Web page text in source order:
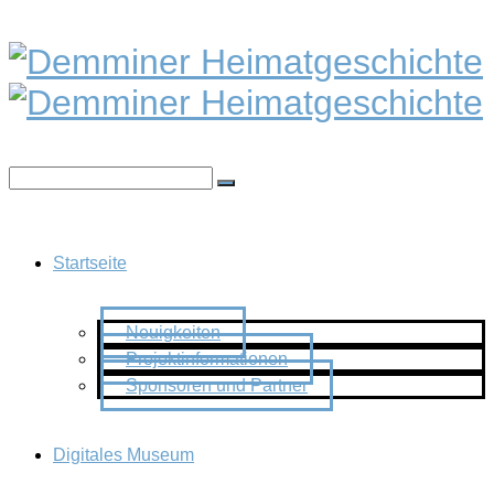
Startseite
Neuigkeiten
Projektinformationen
Sponsoren und Partner
Digitales Museum